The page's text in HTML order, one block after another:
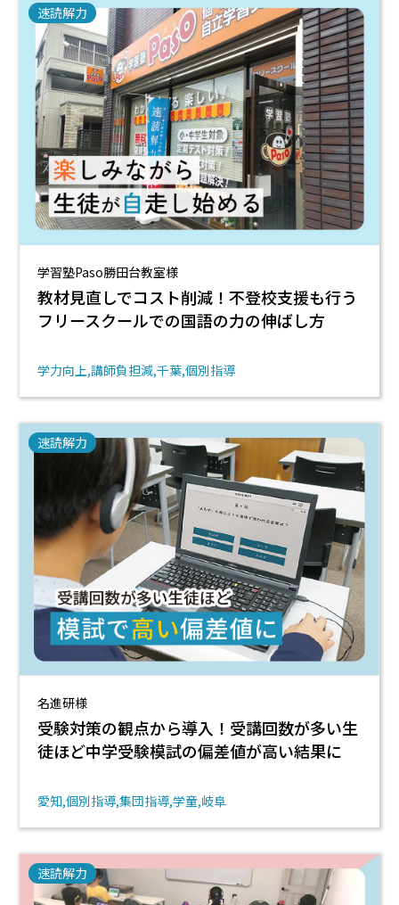
速読解力
学習塾Paso勝田台教室様
教材見直しでコスト削減！不登校支援も行う
フリースクールでの国語の力の伸ばし方
学力向上 講師負担減 千葉 個別指導
速読解力
名進研様
受験対策の観点から導入！受講回数が多い生
徒ほど中学受験模試の偏差値が高い結果に
愛知 個別指導 集団指導 学童 岐阜
速読解力